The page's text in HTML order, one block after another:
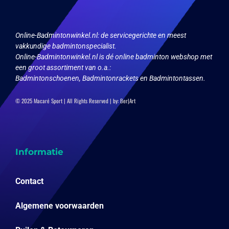
productpagina
Online-Badmintonwinkel.nl:de servicegerichte en meest
vakkundige badmintonspecialist.
Online-Badmintonwinkel.nl is dé online badminton webshop met
een groot assortiment van o.a.:
Badmintonschoenen, Badmintonrackets en Badmintontassen.
© 2025 Macaré Sport | All Rights Reserved | by:Ber|Art
Informatie
Contact
Algemene voorwaarden